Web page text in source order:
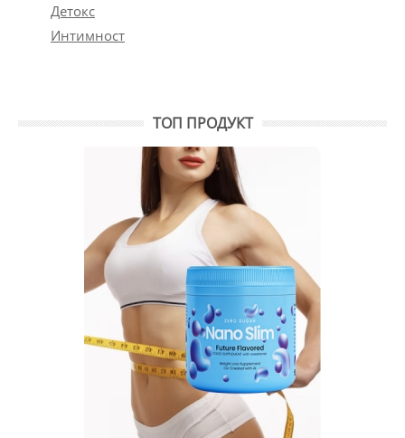
Детокс
Интимност
ТОП ПРОДУКТ